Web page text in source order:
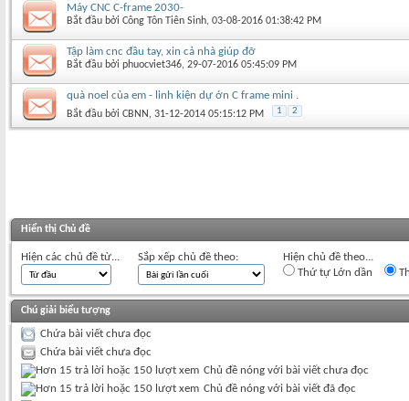
Máy CNC C-frame 2030-
Bắt đầu bởi Công Tôn Tiên Sinh‎, 03-08-2016 01:38:42 PM
Tập làm cnc đầu tay, xin cả nhà giúp đỡ
Bắt đầu bởi phuocviet346‎, 29-07-2016 05:45:09 PM
quà noel của em - linh kiện dự ớn C frame mini .
Bắt đầu bởi CBNN ‎, 31-12-2014 05:15:12 PM 1 2
Hiển thị Chủ đề
Hiện các chủ đề từ... Sắp xếp chủ đề theo:
Hiện chủ đề theo...
Thứ tự Lớn dần
Chú giải biểu tượng
Chứa bài viết chưa đọc
Chứa bài viết chưa đọc
Chủ đề nóng với bài viết chưa đọc
Chủ đề nóng với bài viết đã đọc